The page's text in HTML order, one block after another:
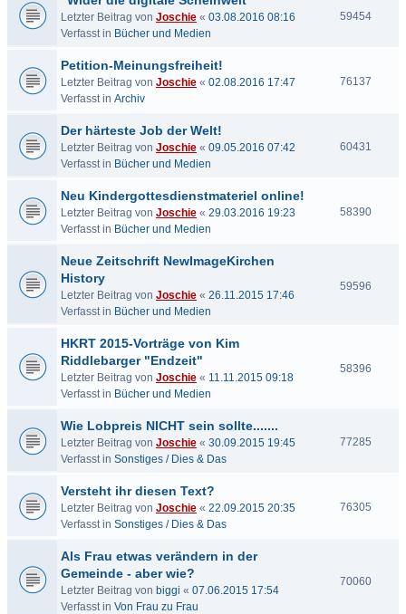
Letzter Beitrag von Joschie « 03.08.2016 08:16
Verfasst in Bücher und Medien
59454
Petition-Meinungsfreiheit!
Letzter Beitrag von Joschie « 02.08.2016 17:47
Verfasst in Archiv
76137
Der härteste Job der Welt!
Letzter Beitrag von Joschie « 09.05.2016 07:42
Verfasst in Bücher und Medien
60431
Neu Kindergottesdienstmateriel online!
Letzter Beitrag von Joschie « 29.03.2016 19:23
Verfasst in Bücher und Medien
58390
Neue Zeitschrift NewImageKirchen
History
Letzter Beitrag von Joschie « 26.11.2015 17:46
Verfasst in Bücher und Medien
59596
HKRT 2015-Vorträge von Kim
Riddlebarger "Endzeit"
Letzter Beitrag von Joschie « 11.11.2015 09:18
Verfasst in Bücher und Medien
58396
Wie Lobpreis NICHT sein sollte.......
Letzter Beitrag von Joschie « 30.09.2015 19:45
Verfasst in Sonstiges / Dies & Das
77285
Versteht ihr diesen Text?
Letzter Beitrag von Joschie « 22.09.2015 20:35
Verfasst in Sonstiges / Dies & Das
76305
Als Frau etwas verändern in der
Gemeinde - aber wie?
Letzter Beitrag von biggi « 07.06.2015 17:54
Verfasst in Von Frau zu Frau
70060